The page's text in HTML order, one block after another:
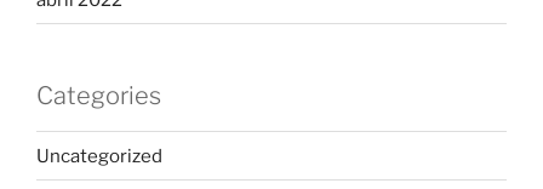
Categories
Uncategorized